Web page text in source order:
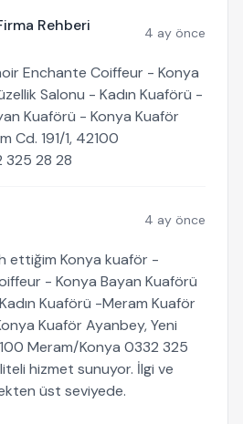
Rehberi 4 ay önce
Enchante Coiffeur - Konya
Salonu - Kadın Kuaförü -
Kuaförü - Konya Kuaför
Cd. 191/1, 42100
325 28 28
4 ay önce
ettiğim Konya kuaför -
- Konya Bayan Kuaförü
Kuaförü -Meram Kuaför
Kuaför Ayanbey, Yeni
Meram/Konya 0332 325
hizmet sunuyor. İlgi ve
üst seviyede.